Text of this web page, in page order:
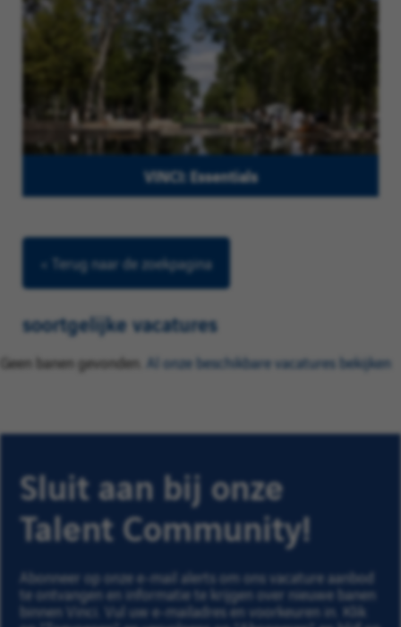
VINCI: Essentials
< Terug naar de zoekpagina
soortgelijke vacatures
Geen banen gevonden. Al onze beschikbare vacatures bekijken
Sluit aan bij onze
Talent Community!
Abonneer op onze e-mail alerts om ons vacature aanbod
te ontvangen en informatie te krijgen over nieuwe banen
binnen Vinci. Vul uw e-mailadres en voorkeuren in. Klik